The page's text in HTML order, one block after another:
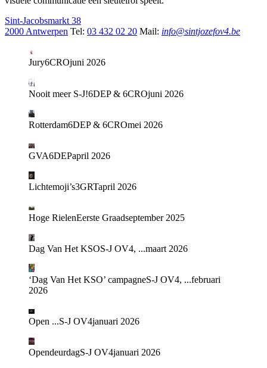
Sint-Jacobsmarkt 38
2000 Antwerpen Tel: 03 432 02 20 Mail: info@sintjozefov4.be
Jury6CROjuni 2026
Nooit meer S-J!6DEP & 6CROjuni 2026
Rotterdam6DEP & 6CROmei 2026
GVA6DEPapril 2026
Lichtemoji’s3GRTapril 2026
Hoge RielenEerste Graadseptember 2025
Dag Van Het KSOS-J OV4, ...maart 2026
‘Dag Van Het KSO’ campagneS-J OV4, ...februari
2026
Open ...S-J OV4januari 2026
OpendeurdagS-J OV4januari 2026